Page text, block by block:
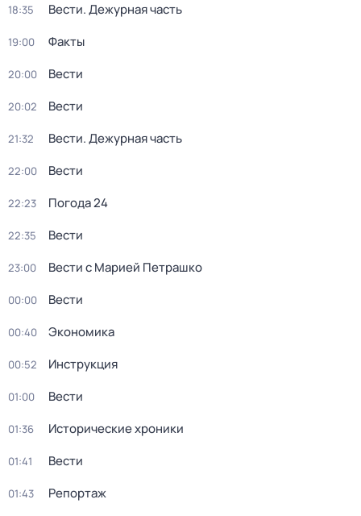
18:35 Вести. Дежурная часть
19:00 Факты
20:00 Вести
20:02 Вести
21:32 Вести. Дежурная часть
22:00 Вести
22:23 Погода 24
22:35 Вести
23:00 Вести с Марией Петрашко
00:00 Вести
00:40 Экономика
00:52 Инструкция
01:00 Вести
01:36 Исторические хроники
01:41 Вести
01:43 Репортаж